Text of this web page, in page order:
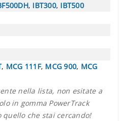
, IBT300, IBT500
, MCG 111F, MCG 900, MCG
nella lista, non esitate a
in gomma PowerTrack
che stai cercando!